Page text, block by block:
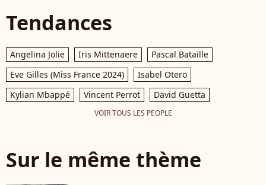
Tendances
Angelina Jolie Iris Mittenaere
Pascal Bataille
Eve Gilles (Miss France 2024)
Isabel Otero
Kylian Mbappé
Vincent Perrot David Guetta
VOIR TOUS LES PEOPLE
Sur le même thème